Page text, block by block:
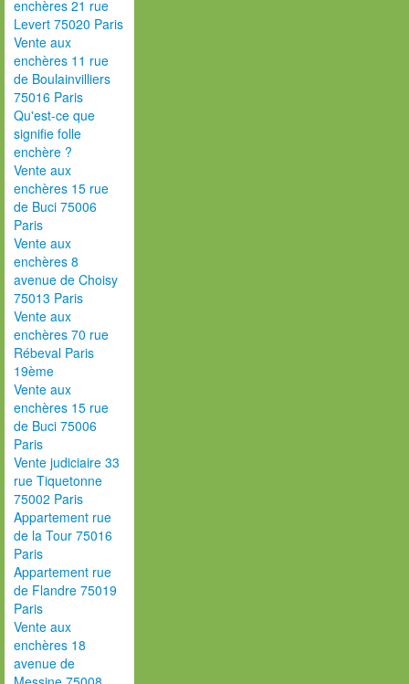
enchères 21 rue
Levert 75020 Paris
Vente aux
enchères 11 rue
de Boulainvilliers
75016 Paris
Qu'est-ce que
signifie folle
enchère ?
Vente aux
enchères 15 rue
de Buci 75006
Paris
Vente aux
enchères 8
avenue de Choisy
75013 Paris
Vente aux
enchères 70 rue
Rébeval Paris
19ème
Vente aux
enchères 15 rue
de Buci 75006
Paris
Vente judiciaire 33
rue Tiquetonne
75002 Paris
Appartement rue
de la Tour 75016
Paris
Appartement rue
de Flandre 75019
Paris
Vente aux
enchères 18
avenue de